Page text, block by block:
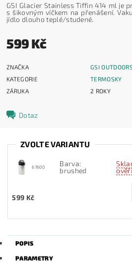
GSI Glacier Stainless Tiffin 414 ml je
s šikovným víčkem na přenášení.
jídlo dlouho teplé/studené.
599 Kč
ZNAČKA
GSI
KATEGORIE
TERMOSKY
ZÁRUKA
2 ROKY
Dotaz
ZVOLTE VARIANTU
67600
Barva:
brushed
599 Kč
POPIS
PARAMETRY